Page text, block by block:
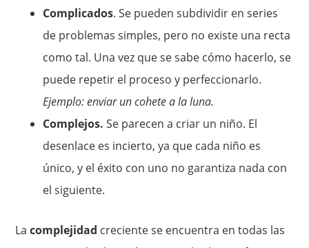
Complicados. Se pueden subdividir en series
de problemas simples, pero no existe una recta
como tal. Una vez que se sabe cómo hacerlo, se
puede repetir el proceso y perfeccionarlo.
Ejemplo: enviar un cohete a la luna.
Complejos. Se parecen a criar un niño. El
desenlace es incierto, ya que cada niño es
único, y el éxito con uno no garantiza nada con
el siguiente.
Lacomplejidad creciente se encuentra en todas las